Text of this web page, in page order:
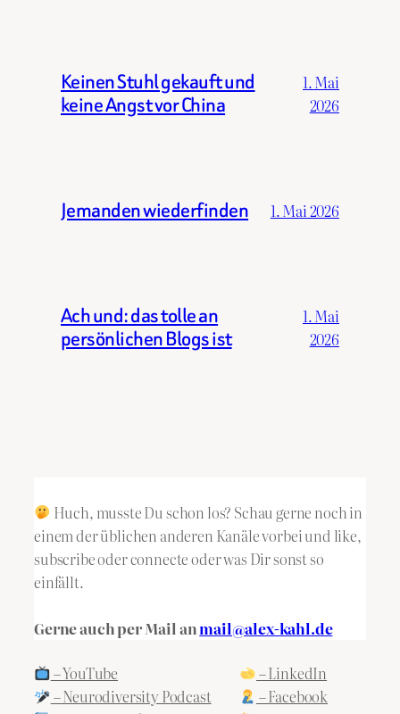
Keinen Stuhl gekauft und
keine Angst vor China
1. Mai
2026
Jemanden wiederfinden 1. Mai 2026
Ach und: das tolle an
persönlichen Blogs ist
1. Mai
2026
Huch, musste Du schon los? Schau gerne noch in
einem der üblichen anderen Kanäle vorbei und like,
subscribe oder connecte oder was Dir sonst so
einfällt.
Gerne auch per Mail anmail@alex-kahl.de
– YouTube
– Neurodiversity Podcast
– LinkedIn
– Facebook